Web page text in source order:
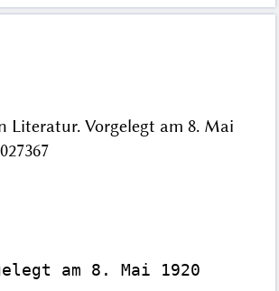
Literatur. Vorgelegt am 8. Mai
am 8. Mai 1920